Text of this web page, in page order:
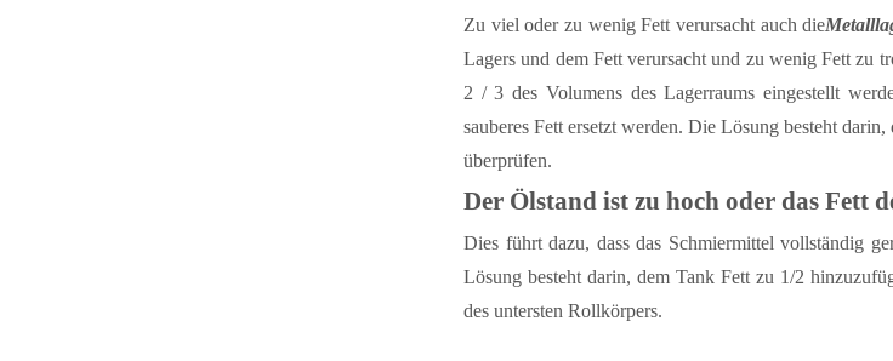
Zu viel oder zu wenig Fett verursacht auch die
Lagers und dem Fett verursacht und zu wenig Fett zu
2 / 3 des Volumens des Lagerraums eingestellt
sauberes Fett ersetzt werden. Die Lösung besteht
überprüfen.
Der Ölstand ist zu hoch oder das Fett
Dies führt dazu, dass das Schmiermittel vollständig
Lösung besteht darin, dem Tank Fett zu 1/2
des untersten Rollkörpers.